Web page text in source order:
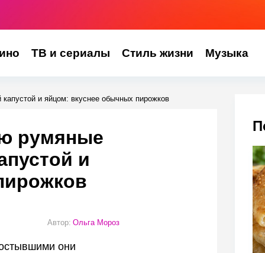
ТВ и сериалы Стиль жизни Музыка
и яйцом: вкуснее обычных пирожков
румяные
и
Автор: Ольга Мороз
они